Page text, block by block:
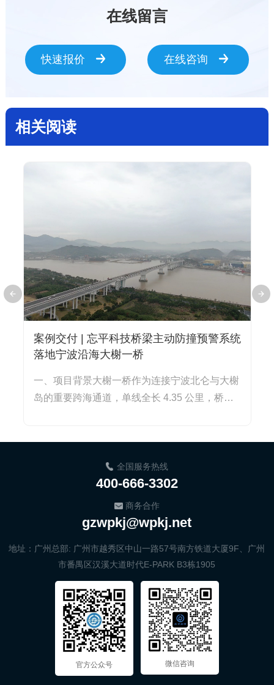
在线留言
快速报价 在线咨询
相关阅读
案例交付 | 忘平科技桥梁主动防撞预警系统
落地宁波沿海大榭一桥
一、项目背景大榭一桥作为连接宁波北仑与大榭
岛的重要跨海通道，单线全长 4.35 公里，桥下
全国服务热线
400-666-3302
商务合作
gzwpkj@wpkj.net
地址：广州总部: 广州市越秀区中山一路57号南方铁道大厦9F、广州
市番禺区汉溪大道时代E-PARK B3栋1905
官方公众号 微信咨询